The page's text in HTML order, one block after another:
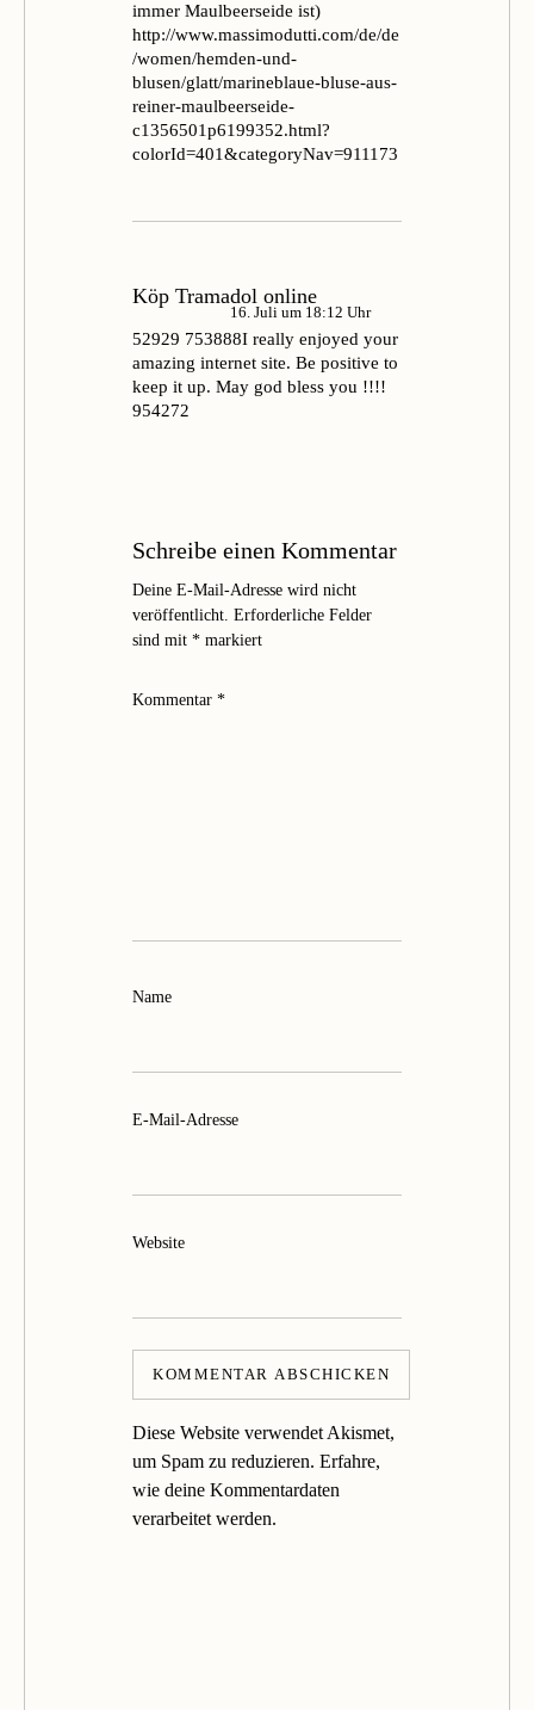
immer Maulbeerseide ist)
http://www.massimodutti.com/de/de
/women/hemden-und-
blusen/glatt/marineblaue-bluse-aus-
reiner-maulbeerseide-
c1356501p6199352.html?
colorId=401&categoryNav=911173
Köp Tramadol online
16. Juli um 18:12 Uhr
52929 753888I really enjoyed your
amazing internet site. Be positive to
keep it up. May god bless you !!!!
954272
Schreibe einen Kommentar
Deine E-Mail-Adresse wird nicht
veröffentlicht. Erforderliche Felder
sind mit * markiert
Kommentar *
Name
E-Mail-Adresse
Website
Diese Website verwendet Akismet,
um Spam zu reduzieren. Erfahre,
wie deine Kommentardaten
verarbeitet werden.